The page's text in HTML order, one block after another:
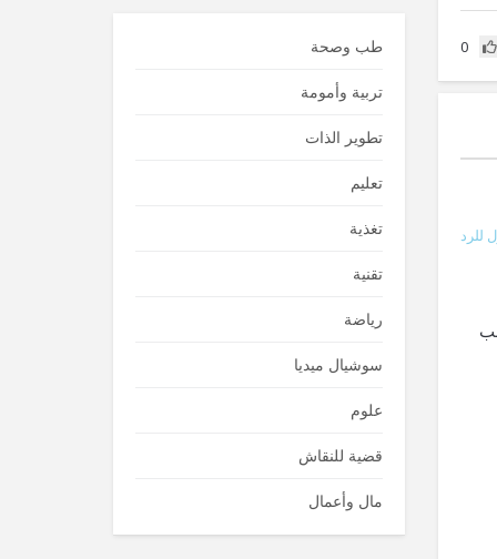
0
للرد
طب وصحة
تربية وأمومة
تطوير الذات
تعليم
تغذية
تقنية
رياضة
سوشيال ميديا
علوم
قضية للنقاش
مال وأعمال